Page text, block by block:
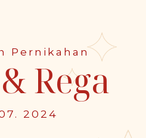
Pernikahan
Rega
2024
adalah (soon to be)
& Groom✨